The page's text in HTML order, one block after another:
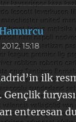
dedi
ki:
15:18
ilk
Gençlik
enteresan